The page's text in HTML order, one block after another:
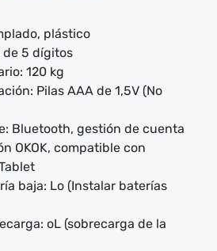
plástico
de 5 dígitos
120 kg
Pilas AAA de 1,5V (No
Bluetooth, gestión de cuenta
OKOK, compatible con
baja: Lo (Instalar baterías
oL (sobrecarga de la